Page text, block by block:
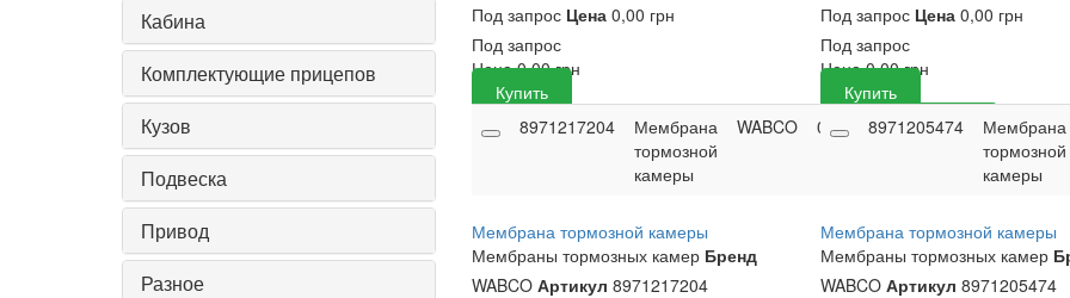
Кабина
Комплектующие прицепов
Кузов
Подвеска
Привод
Разное
Под запрос Цена0,00 грн
Под запрос
Цена 0,00грн
Купить
Под запрос Цена0,00 грн
Под запрос
Цена 0,00грн
Купить
8971217204
Мембрана
тормозной
камеры
WABCO 0
0,00
Купить
Мембрана тормозной камеры
Мембраны тормозных камер Бренд
WABCO Артикул 8971217204
8971205474
Мембрана
тормозной
камеры
Мембрана тормозной камеры
Мембраны тормозных камер
WABCO Артикул 8971205474